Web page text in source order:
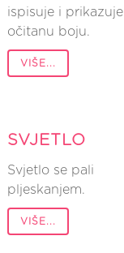
ispisuje i prikazuje
očitanu boju.
VIŠE...
SVJETLO
Svjetlo se pali
pljeskanjem.
VIŠE...